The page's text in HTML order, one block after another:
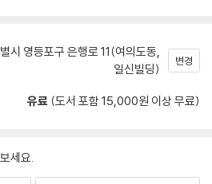
시 영등포구 은행로 11(여의도동,
일신빌딩)
변경
유료 (도서 포함 15,000원 이상 무료)
세요.